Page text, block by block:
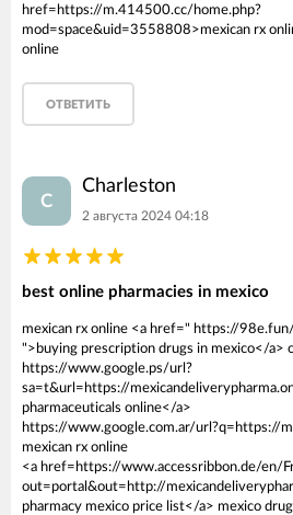
href=https://m.414500.cc/home.php?
mod=space&uid=3558808>mexican rx
online
ОТВЕТИТЬ
C
Charleston
2 августа 2024 04:18
best online pharmacies in mexico
mexican rx online <a href=" https://
">buying prescription drugs in mexico</a>
https://www.google.ps/url?
sa=t&url=https://
pharmaceuticals online</a>
https://www.google.com.ar/url?q=https://
mexican rx online
<a href=https://www.accessribbon.de/en/
out=portal&out=http://
pharmacy mexico price list</a> mexico